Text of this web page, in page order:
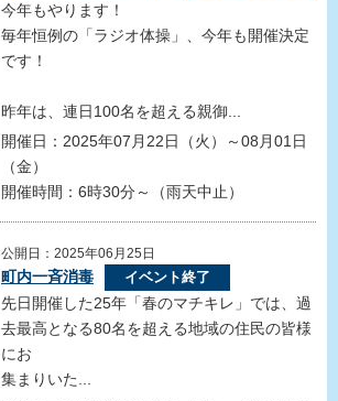
今年もやります！
毎年恒例の「ラジオ体操」、今年も開催決定
です！
昨年は、連日100名を超える親御...
開催日：2025年07月22日（火）～08月01日
（金）
開催時間：6時30分～（雨天中止）
公開日：2025年06月25日
町内一斉消毒 イベント終了
先日開催した25年「春のマチキレ」では、過
去最高となる80名を超える地域の住民の皆様
にお
集まりいた...